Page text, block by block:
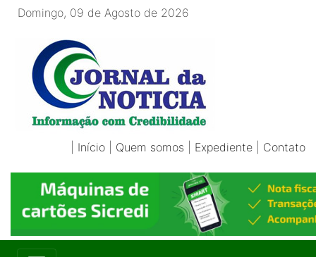
Domingo, 09 de Agosto de 2026
Início Quem somos Expediente Contato